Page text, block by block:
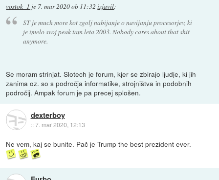
vostok_1 je 7. mar 2020 ob 11:32 izjavil:
ST je much more kot zgolj nabijanje o navijanju procesorjev, ki
je imelo svoj peak tam leta 2003. Nobody cares about that shit
anymore.
Se moram strinjat. Slotech je forum, kjer se zbirajo ljudje, ki jih
zanima oz. so s področja informatike, strojništva in podobnih
področij. Ampak forum je pa precej splošen.
dexterboy
::7. mar 2020, 12:13
Ne vem, kaj se bunite. Pač je Trump the best prezident ever.